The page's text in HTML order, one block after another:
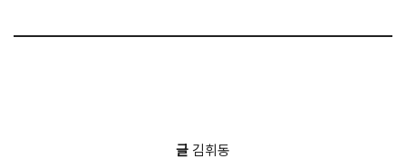
글 김휘동